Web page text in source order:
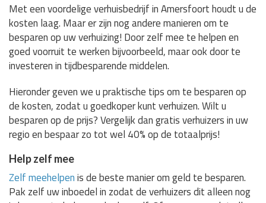
Met een voordelige verhuisbedrijf in Amersfoort houdt u de
kosten laag. Maar er zijn nog andere manieren om te
besparen op uw verhuizing! Door zelf mee te helpen en
goed voorruit te werken bijvoorbeeld, maar ook door te
investeren in tijdbesparende middelen.
Hieronder geven we u praktische tips om te besparen op
de kosten, zodat u goedkoper kunt verhuizen. Wilt u
besparen op de prijs? Vergelijk dan gratis verhuizers in uw
regio en bespaar zo tot wel 40% op de totaalprijs!
Help zelf mee
Zelf meehelpenis de beste manier om geld te besparen.
Pak zelf uw inboedel in zodat de verhuizers dit alleen nog